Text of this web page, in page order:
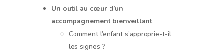
Un outil au cœur d’un
accompagnement bienveillant
Comment l’enfant s’approprie-t-il
les signes ?